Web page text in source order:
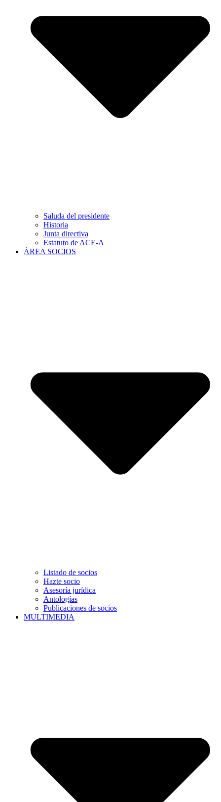
Saluda del presidente
Historia
Junta directiva
Estatuto de ACE-A
ÁREA SOCIOS
Listado de socios
Hazte socio
Asesoría jurídica
Antologías
Publicaciones de socios
MULTIMEDIA